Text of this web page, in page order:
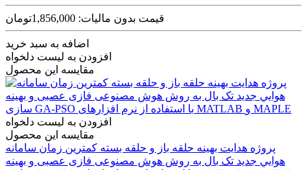
قیمت بدون مالیات: 1,856,000تومان
اضافه به سبد خرید
افزودن به لیست دلخواه
مقایسه این محصول
افزودن به لیست دلخواه
مقایسه این محصول
پروژه هدايت بهينه حلقه باز و حلقه بسته کمترين زمان سامانه
هوايي جديد تک بال به روش هوش مصنوعی فازی عصبی و بهينه